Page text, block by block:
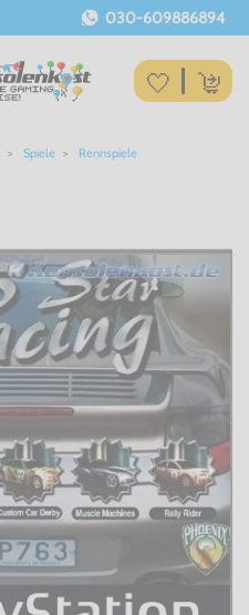
030-609886894
Spiele Rennspiele